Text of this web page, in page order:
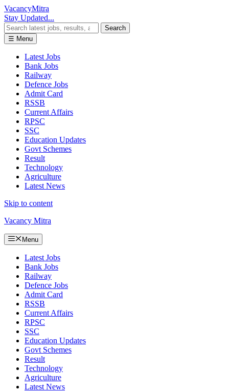
VacancyMitra
Stay Updated...
Search
☰ Menu
Latest Jobs
Bank Jobs
Railway
Defence Jobs
Admit Card
RSSB
Current Affairs
RPSC
SSC
Education Updates
Govt Schemes
Result
Technology
Agriculture
Latest News
Skip to content
Vacancy Mitra
Menu
Latest Jobs
Bank Jobs
Railway
Defence Jobs
Admit Card
RSSB
Current Affairs
RPSC
SSC
Education Updates
Govt Schemes
Result
Technology
Agriculture
Latest News